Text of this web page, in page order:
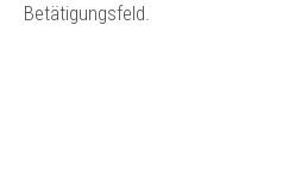
Betätigungsfeld.